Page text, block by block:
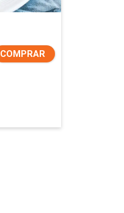
COMPRAR